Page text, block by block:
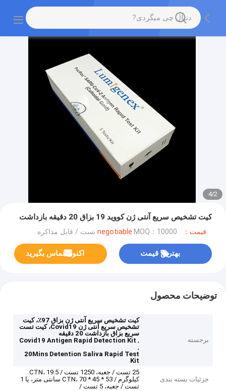
2
/
4
کیت تشخیص سریع آنتی ژن کووید 19 بزاق 20 دقیقه بازداشت
قیمت：negotiable MOQ：10000 تست / قابل مذاکره
بهترین قیمت اکنون تماس بگیرید
توضیحات محصول
برجسته
کیت تشخیص سریع آنتی ژن بزاق 97٪، کیت
تشخیص سریع آنتی ژن Covid19، کیت تست
سریع بزاق بازداشت 20 دقیقه
,
Covid19 Antigen Rapid Detection Kit
,
20Mins Detention Saliva Rapid Test
Kit
جزئیات بسته بندی
25 تست / جعبه، 1250 تست / CTN، 19.5
کیلوگرم / CTN، 70 * 45 * 53 سانتی متر، یا 1
تست / جعبه، 5 تست /